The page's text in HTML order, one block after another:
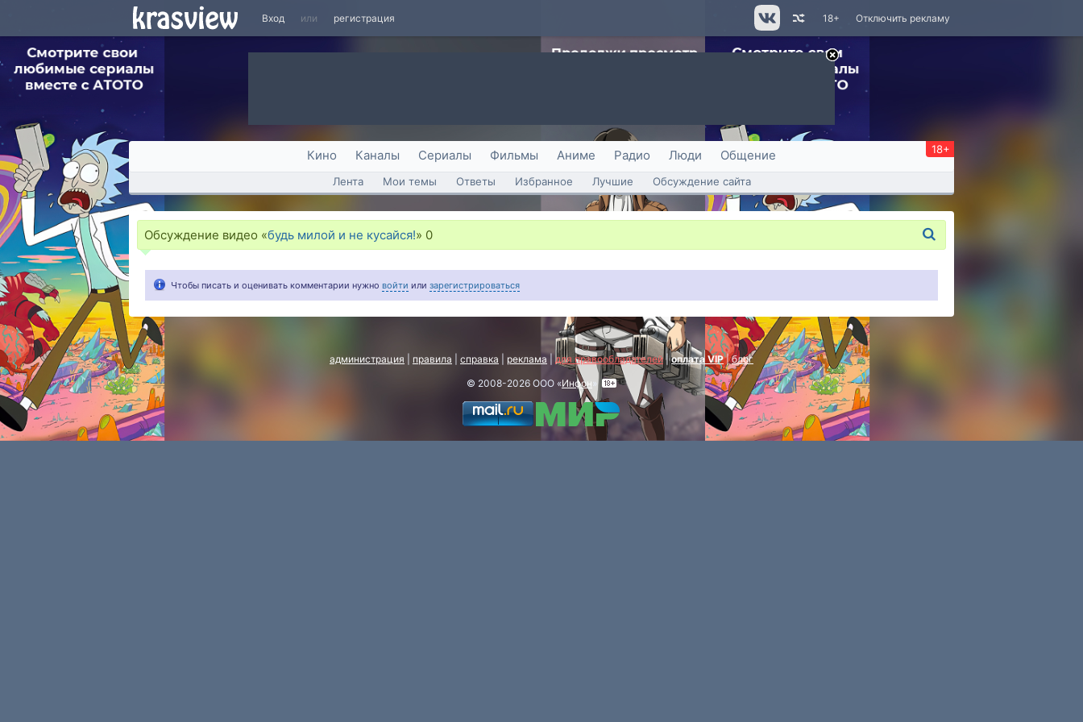
Вход или регистрация Отключить рекламу
18+
Кино Каналы Сериалы Фильмы Аниме Радио Люди Общение 18+
Лента Мои темы Ответы Избранное Лучшие Обсуждение сайта
Обсуждение видео «будь милой и не кусайся!» 0
Чтобы писать и оценивать комментарии нужно войти или зарегистрироваться
администрация правила справка реклама для правообладателей|оплата VIP|блог
© 2008-2026 ООО «Инфон»